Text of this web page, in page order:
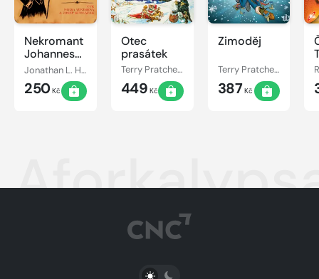
Nekromant
Johannes
Cabal
Jonathan L. Howard
250Kč
Otec
prasátek
Terry Pratchett
449 Kč
Zimoděj
Terry Pratchett
387 Kč
PŘEPNOUT SVĚTLÝ/TMAVÝ REŽIM